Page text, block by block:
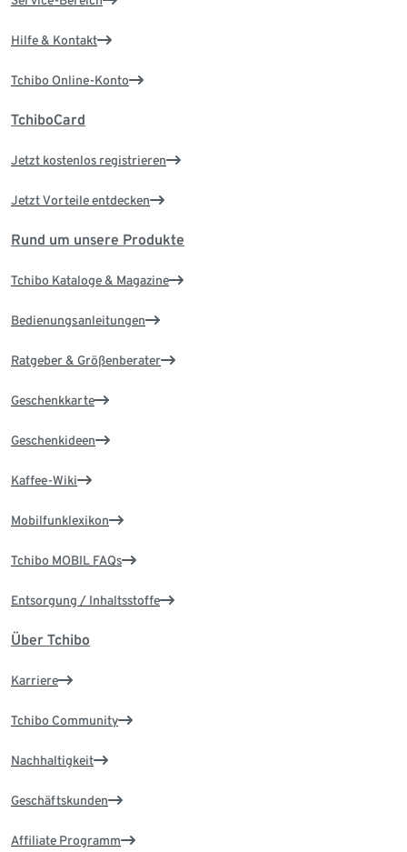
Hilfe & Kontakt
Tchibo Online-Konto
TchiboCard
Jetzt kostenlos registrieren
Jetzt Vorteile entdecken
Rund um unsere Produkte
Tchibo Kataloge & Magazine
Bedienungsanleitungen
Ratgeber & Größenberater
Geschenkkarte
Geschenkideen
Kaffee-Wiki
Mobilfunklexikon
Tchibo MOBIL FAQs
Entsorgung / Inhaltsstoffe
Über Tchibo
Karriere
Tchibo Community
Nachhaltigkeit
Geschäftskunden
Affiliate Programm